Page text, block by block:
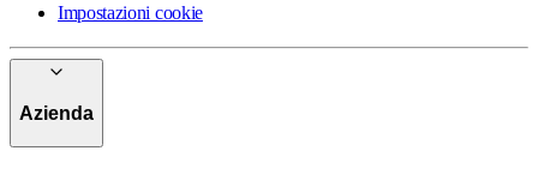
Impostazioni cookie
Azienda